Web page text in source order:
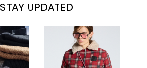
STAY UPDATED